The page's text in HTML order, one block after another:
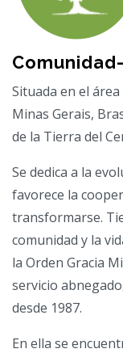
Situada en el
Minas Gerais,
de la Tierra del
Se dedica a la
favorece la
transformarse.
comunidad y la
la Orden Gracia
servicio
desde 1987.
En ella se